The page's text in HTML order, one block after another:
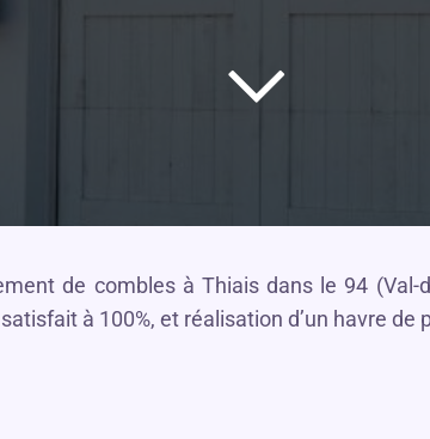
de combles à Thiais dans le 94 (Val-
à 100%, et réalisation d’un havre de